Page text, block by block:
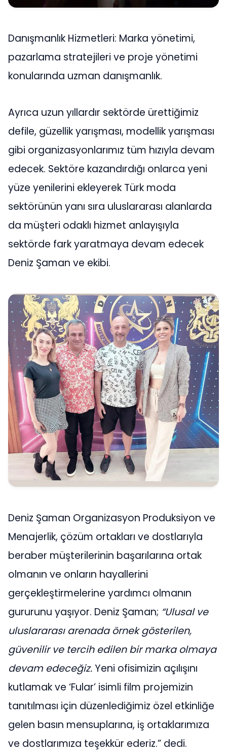
Danışmanlık Hizmetleri: Marka yönetimi,
pazarlama stratejileri ve proje yönetimi
konularında uzman danışmanlık.
Ayrıca uzun yıllardır sektörde ürettiğimiz
defile, güzellik yarışması, modellik yarışması
gibi organizasyonlarımız tüm hızıyla devam
edecek. Sektöre kazandırdığı onlarca yeni
yüze yenilerini ekleyerek Türk moda
sektörünün yanı sıra uluslararası alanlarda
da müşteri odaklı hizmet anlayışıyla
sektörde fark yaratmaya devam edecek
Deniz Şaman ve ekibi.
Deniz Şaman Organizasyon Produksiyon ve
Menajerlik, çözüm ortakları ve dostlarıyla
beraber müşterilerinin başarılarına ortak
olmanın ve onların hayallerini
gerçekleştirmelerine yardımcı olmanın
gururunu yaşıyor. Deniz Şaman; “Ulusal ve
uluslararası arenada örnek gösterilen,
güvenilir ve tercih edilen bir marka olmaya
devam edeceğiz.Yeni ofisimizin açılışını
kutlamak ve ‘Fular’ isimli film projemizin
tanıtılması için düzenlediğimiz özel etkinliğe
gelen basın mensuplarına, iş ortaklarımıza
ve dostlarımıza teşekkür ederiz.” dedi.